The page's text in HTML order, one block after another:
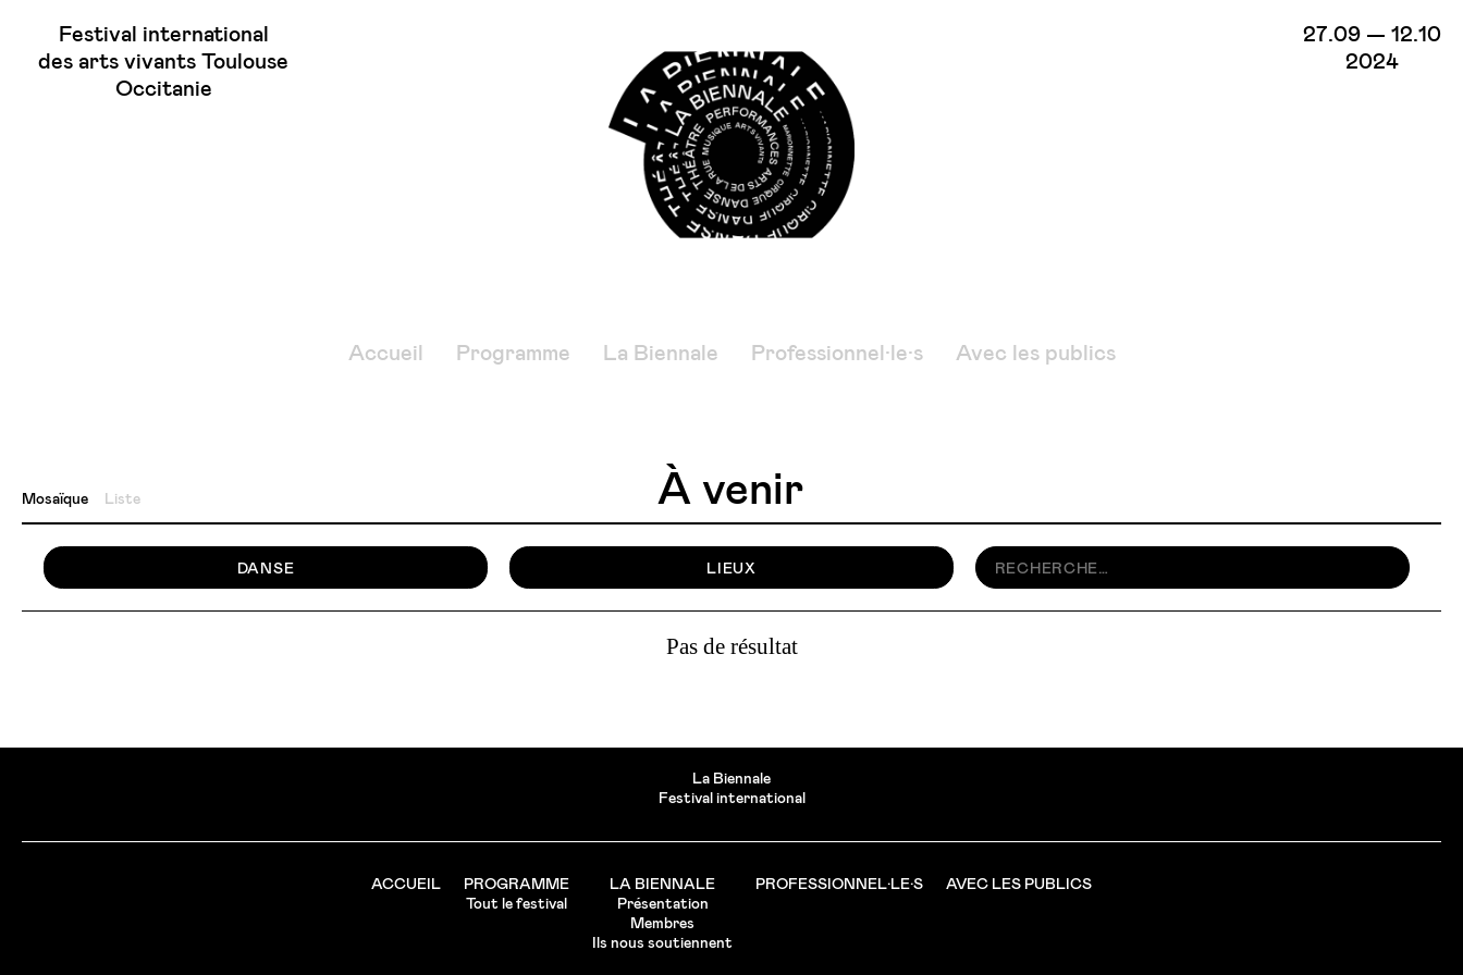
Festival international
des arts vivants Toulouse
Occitanie
27.09 — 12.10
2024
Accueil Programme La Biennale Professionnel·le·s Avec les publics
Mosaïque Liste À venir
DANSE LIEUX
Pas de résultat
La Biennale
Festival international
ACCUEIL
PROGRAMME
Tout le festival
LA BIENNALE
Présentation
Membres
Ils nous soutiennent
PROFESSIONNEL·LE·S AVEC LES PUBLICS